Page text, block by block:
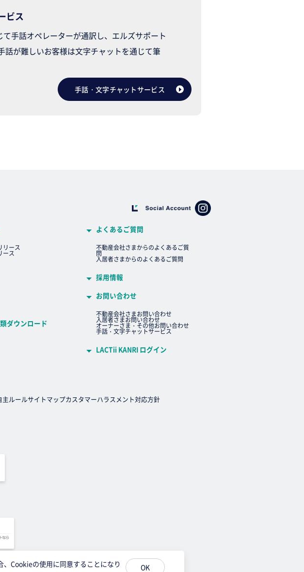
ビス
手話オペレーターが通訳し、エルズサポート
が難しいお客様は文字チャットを通じて筆
手話・文字チャットサービス
リース
ース
ダウンロード
よくあるご質問
不動産会社さまからのよくあるご質
問
入居者さまからのよくあるご質問
採用情報
お問い合わせ
不動産会社さまお問い合わせ
入居者さまお問い合わせ
オーナーさま・その他お問い合わせ
手話・文字チャットサービス
LACTii KANRI ログイン
主ルールサイトマップカスタマーハラスメント対応方針
会社. All Rights Reserved.
Cookieの使用に同意することになり OK